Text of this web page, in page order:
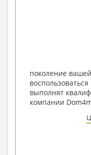
поколение
выполнят
компании